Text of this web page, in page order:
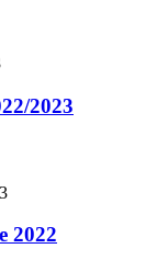
2023
2022